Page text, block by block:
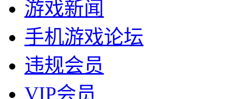
游戏新闻
手机游戏论坛
违规会员
VIP会员